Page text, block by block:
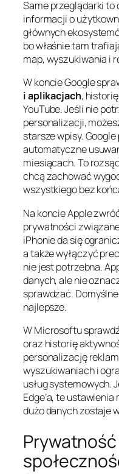
Same przeglądarki to
informacji o
głównych
bo właśnie tam
map, wyszukiwania i
W koncie Google
i aplikacjach,
YouTube. Jeśli nie
personalizacji,
starsze wpisy.
automatyczne
miesiącach. To
chcą zachować
wszystkiego bez
Na koncie Apple
prywatności
iPhonie da się
a także wyłączyć
nie jest potrzebna.
danych, ale nie
sprawdzać.
najlepsze.
W Microsoftu
oraz historię
personalizację
wyszukiwaniach i
usług systemowych.
Edge’a, te
dużo danych zostaje